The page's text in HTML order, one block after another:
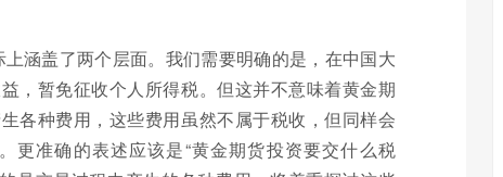
涵盖了两个层面。我们需要明确的是，在中国大
，暂免征收个人所得税。但这并不意味着黄金期
各种费用，这些费用虽然不属于税收，但同样会
更准确的表述应该是“黄金期货投资要交什么税